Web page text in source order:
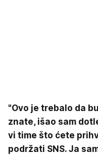
"Ovo je trebalo da
znate, išao sam
vi time što ćete
podržati SNS. Ja